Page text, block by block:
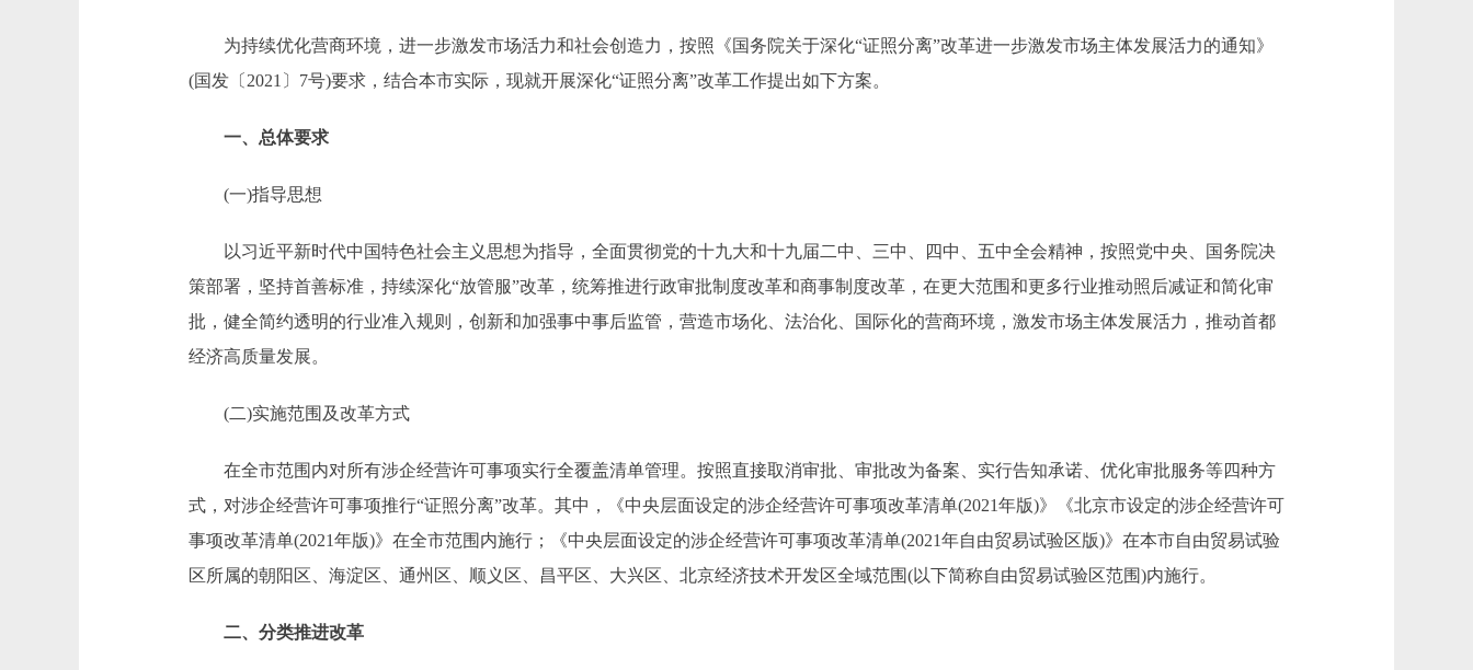
为持续优化营商环境，进一步激发市场活力和社会创造力，按照《国务院关于深化“证照分离”改革进一步激发市场主体发展活力的通知》
(国发〔2021〕7号)要求，结合本市实际，现就开展深化“证照分离”改革工作提出如下方案。
一、总体要求
(一)指导思想
以习近平新时代中国特色社会主义思想为指导，全面贯彻党的十九大和十九届二中、三中、四中、五中全会精神，按照党中央、国务院决
策部署，坚持首善标准，持续深化“放管服”改革，统筹推进行政审批制度改革和商事制度改革，在更大范围和更多行业推动照后减证和简化审
批，健全简约透明的行业准入规则，创新和加强事中事后监管，营造市场化、法治化、国际化的营商环境，激发市场主体发展活力，推动首都
经济高质量发展。
(二)实施范围及改革方式
在全市范围内对所有涉企经营许可事项实行全覆盖清单管理。按照直接取消审批、审批改为备案、实行告知承诺、优化审批服务等四种方
式，对涉企经营许可事项推行“证照分离”改革。其中，《中央层面设定的涉企经营许可事项改革清单(2021年版)》《北京市设定的涉企经营许可
事项改革清单(2021年版)》在全市范围内施行；《中央层面设定的涉企经营许可事项改革清单(2021年自由贸易试验区版)》在本市自由贸易试验
区所属的朝阳区、海淀区、通州区、顺义区、昌平区、大兴区、北京经济技术开发区全域范围(以下简称自由贸易试验区范围)内施行。
二、分类推进改革